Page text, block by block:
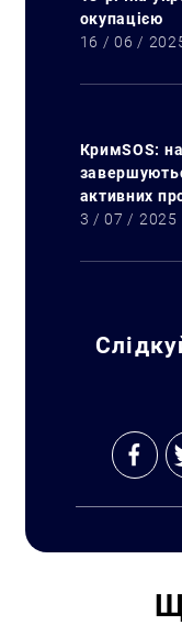
окупацією
16 / 06 /
КримSOS:
активних
3 / 07 / 2025